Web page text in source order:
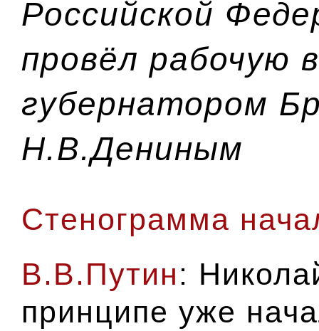
Российской
провёл рабочую
губернатором
Н.В.Дениным
Стенограмма
В.В.Путин:
принципе уже